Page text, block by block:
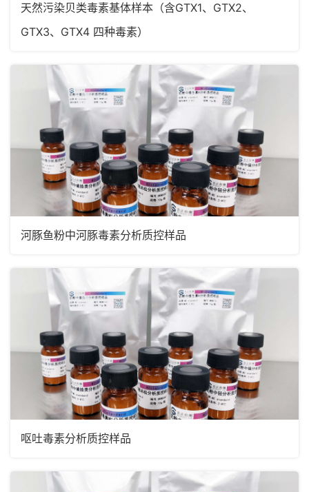
天然污染贝类毒素基体样本（含GTX1、GTX2、
GTX3、GTX4 四种毒素）
河豚鱼粉中河豚毒素分析质控样品
呕吐毒素分析质控样品